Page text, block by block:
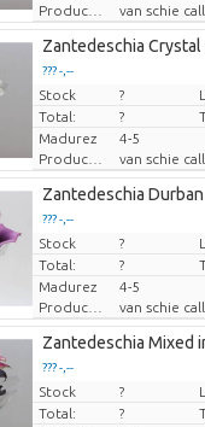
Productor
van schie
Zantedeschia
??? -,--
Precio por pieza
Stock ?
Total:
?
Madurez
4-5
Productor
van schie
Zantedeschia Durban
??? -,--
Precio por pieza
Stock ?
Total:
?
Madurez
4-5
Productor
van schie
Zantedeschia Mixed
??? -,--
Precio por pieza
Stock ?
Total:
?